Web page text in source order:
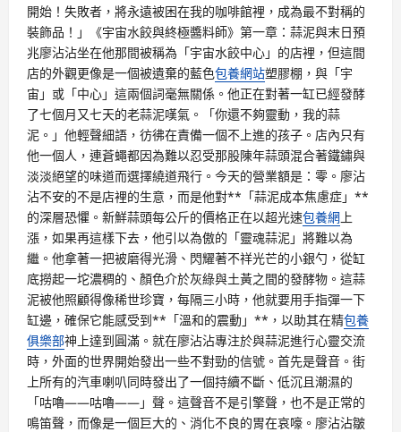
開始！失敗者，將永遠被困在我的咖啡館裡，成為最不對稱的
裝飾品！」《宇宙水餃與終極醬料師》第一章：蒜泥與末日預
兆廖沾沾坐在他那間被稱為「宇宙水餃中心」的店裡，但這間
店的外觀更像是一個被遺棄的藍色包養網站塑膠棚，與「宇
宙」或「中心」這兩個詞毫無關係。他正在對著一缸已經發酵
了七個月又七天的老蒜泥嘆氣。「你還不夠靈動，我的蒜
泥。」他輕聲細語，彷彿在責備一個不上進的孩子。店內只有
他一個人，連蒼蠅都因為難以忍受那股陳年蒜頭混合著鐵鏽與
淡淡絕望的味道而選擇繞道飛行。今天的營業額是：零。廖沾
沾不安的不是店裡的生意，而是他對**「蒜泥成本焦慮症」**
的深層恐懼。新鮮蒜頭每公斤的價格正在以超光速包養網 上
漲，如果再這樣下去，他引以為傲的「靈魂蒜泥」將難以為
繼。他拿著一把被磨得光滑、閃耀著不祥光芒的小銀勺，從缸
底撈起一坨濃稠的、顏色介於灰綠與土黃之間的發酵物。這蒜
泥被他照顧得像稀世珍寶，每隔三小時，他就要用手指彈一下
缸邊，確保它能感受到**「溫和的震動」**，以助其在精包養
俱樂部神上達到圓滿。就在廖沾沾專注於與蒜泥進行心靈交流
時，外面的世界開始發出一些不對勁的信號。首先是聲音。街
上所有的汽車喇叭同時發出了一個持續不斷、低沉且潮濕的
「咕嚕——咕嚕——」聲。這聲音不是引擎聲，也不是正常的
鳴笛聲，而像是一個巨大的、消化不良的胃在哀嚎。廖沾沾皺